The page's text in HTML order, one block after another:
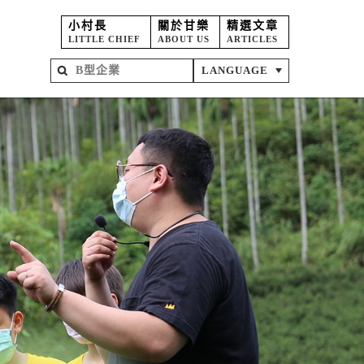
小村長
LITTLE CHIEF
關於甘樂
ABOUT US
精選文章
ARTICLES
LANGUAGE